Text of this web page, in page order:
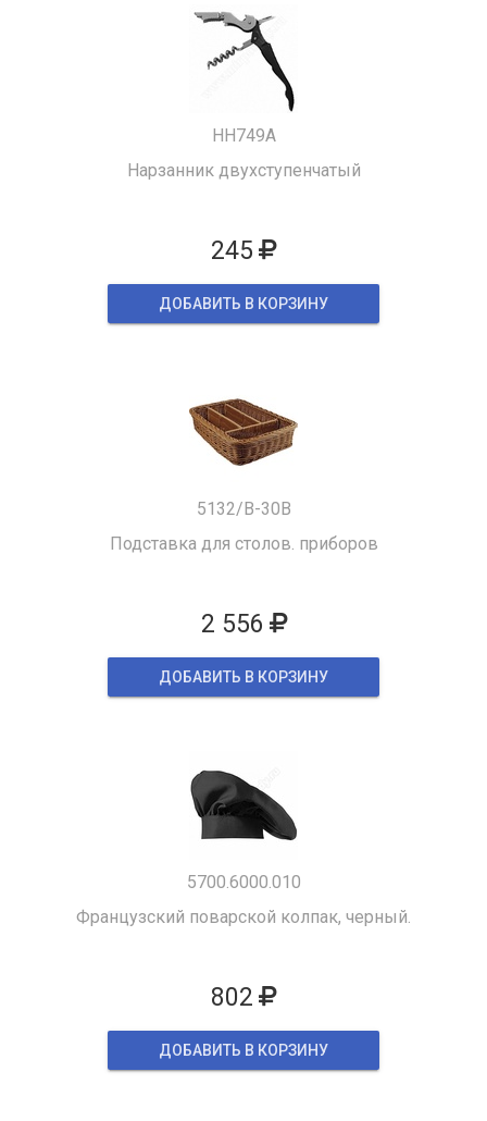
HH749A
Нарзанник двухступенчатый
245
ДОБАВИТЬ В КОРЗИНУ
5132/B-30B
Подставка для столов. приборов
2 556
ДОБАВИТЬ В КОРЗИНУ
5700.6000.010
Французский поварской колпак, черный.
802
ДОБАВИТЬ В КОРЗИНУ